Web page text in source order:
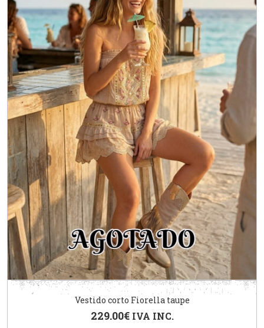
Vestido corto Fiorella taupe
229.00€ IVA INC.